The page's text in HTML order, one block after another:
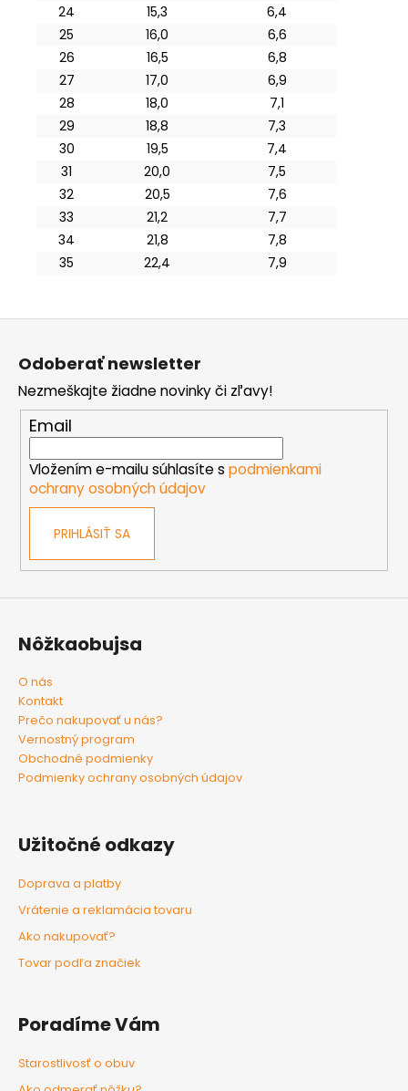
24
15,3
6,4
25
16,0
6,6
26
16,5
6,8
27
17,0
6,9
28
18,0
7,1
29
18,8
7,3
30
19,5
7,4
31
20,0
7,5
32
20,5
7,6
33
21,2
7,7
34
21,8
7,8
35
22,4 7,9
Odoberať newsletter
Nezmeškajte žiadne novinky či zľavy!
Email
Vložením e-mailu súhlasíte s podmienkami
ochrany osobných údajov
PRIHLÁSIŤ SA
Nôžkaobujsa
O nás
Kontakt
Prečo nakupovať u nás?
Vernostný program
Obchodné podmienky
Podmienky ochrany osobných údajov
Užitočné odkazy
Doprava a platby
Vrátenie a reklamácia tovaru
Ako nakupovať?
Tovar podľa značiek
Poradíme Vám
Starostlivosť o obuv